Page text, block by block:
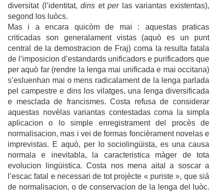
diversitat (l’identitat,dins etperlas variantas existentas),
segond los luòcs.
Mas i a encara quicòm de mai : aquestas praticas
criticadas son generalament vistas (aquò es un punt
central de la demostracion de Fraj) coma la resulta fatala
de l’imposicion d’estandards unificadors e purificadors que
per aquò far (rendre la lenga mai unificada e mai occitana)
s’esluenhan mai o mens radicalament de la lenga parlada
pel campestre e dins los vilatges, una lenga diversificada
e mesclada de francismes. Costa refusa de considerar
aquestas novèlas variantas contestadas coma la simpla
aplicacion o lo simple enregistrament del procès de
normalisacion, mas i vei de formas foncièrament novelas e
imprevistas. E aquò, per lo sociolingüista, es una causa
normala e inevitabla, la caracteristica màger de tota
evolucion lingüistica. Costa nos mena aital a soscar a
l’escac fatal e necessari de tot projècte « puriste », que siá
de normalisacion, o de conservacion de la lenga del luòc.